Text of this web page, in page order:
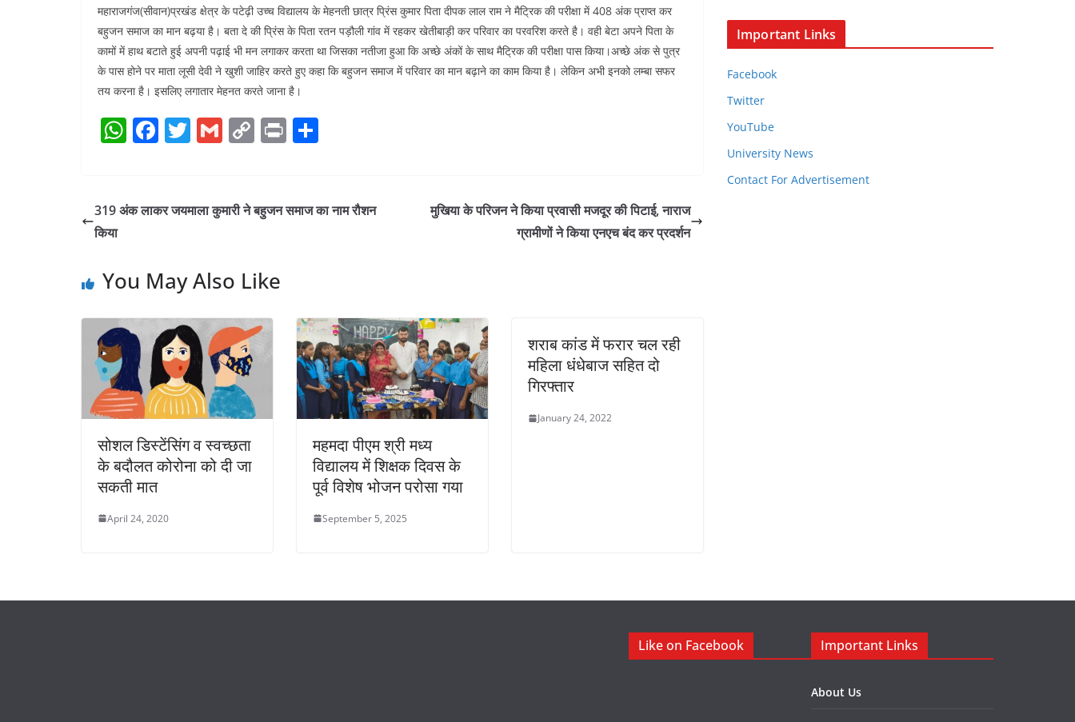
महाराजगंज(सीवान)प्रखंड क्षेत्र के पटेढ़ी उच्च विद्यालय के मेहनती छात्र प्रिंस कुमार पिता दीपक लाल राम ने मैट्रिक की परीक्षा में 408 अंक प्राप्त कर
बहुजन समाज का मान बढ़या है। बता दे की प्रिंस के पिता रतन पड़ौली गांव में रहकर खेतीबाड़ी कर परिवार का परवरिश करते है। वही बेटा अपने पिता के
कामों में हाथ बटाते हुई अपनी पढ़ाई भी मन लगाकर करता था जिसका नतीजा हुआ कि अच्छे अंकों के साथ मैट्रिक की परीक्षा पास किया।अच्छे अंक से पुत्र
के पास होने पर माता लूसी देवी ने खुशी जाहिर करते हुए कहा कि बहुजन समाज में परिवार का मान बढ़ाने का काम किया है। लेकिन अभी इनको लम्बा सफर
तय करना है। इसलिए लगातार मेहनत करते जाना है।
W
s
p
F
e
o
k
T
er
G
l
C
y
k
Pr
e
319 अंक लाकर जयमाला कुमारी ने बहुजन समाज का नाम रौशन
किया
मुखिया के परिजन ने किया प्रवासी मजदूर की पिटाई, नाराज
ग्रामीणों ने किया एनएच बंद कर प्रदर्शन
You May Also Like
सोशल डिस्टेंसिंग व स्वच्छता
के बदौलत कोरोना को दी जा
सकती मात
April 24, 2020
महमदा पीएम श्री मध्य
विद्यालय में शिक्षक दिवस के
पूर्व विशेष भोजन परोसा गया
September 5, 2025
शराब कांड में फरार चल रही
महिला धंधेबाज सहित दो
गिरफ्तार
January 24, 2022
Important Links
Facebook
Twitter
YouTube
University News
Contact For Advertisement
Like on Facebook Important Links
About Us